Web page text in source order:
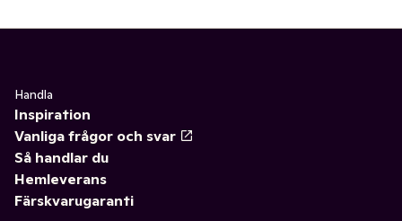
Handla
Inspiration
Vanliga frågor och svar
Så handlar du
Hemleverans
Färskvarugaranti